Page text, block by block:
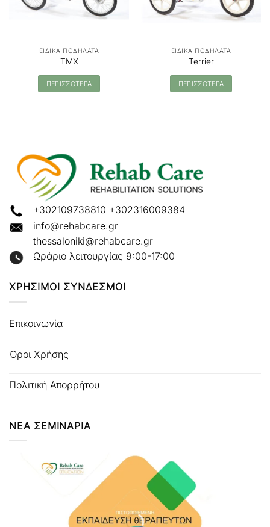
ΕΙΔΙΚΑ ΠΟΔΗΛΑΤΑ
TMX
ΠΕΡΙΣΣΟΤΕΡΑ
ΕΙΔΙΚΑ ΠΟΔΗΛΑΤΑ
Terrier
ΠΕΡΙΣΣΟΤΕΡΑ
+302109738810 +302316009384
info@rehabcare.gr
thessaloniki@rehabcare.gr
Ωράριο λειτουργίας 9:00-17:00
ΧΡΗΣΙΜΟΙ ΣΥΝΔΕΣΜΟΙ
Επικοινωνία
Όροι Χρήσης
Πολιτική Απορρήτου
ΝΕΑ ΣΕΜΙΝΑΡΙΑ